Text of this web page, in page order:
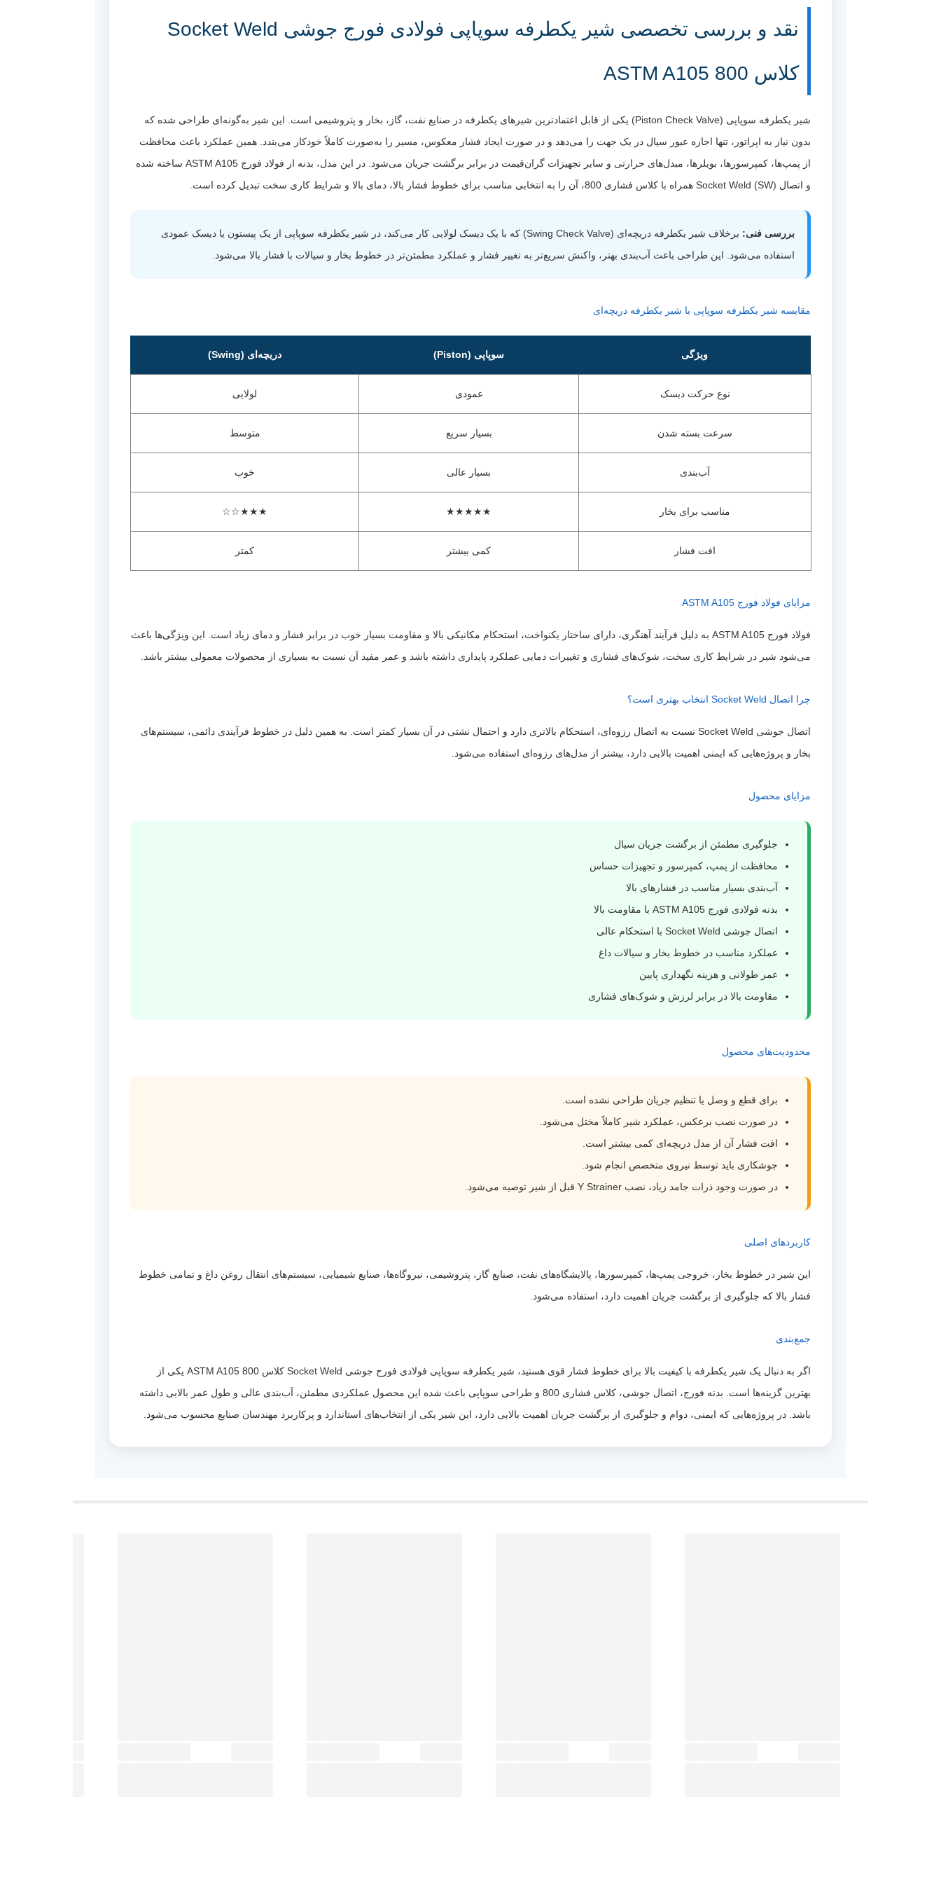
ویژگی
خاص
عملکرد سریع، آب‌بندی مناسب و اشغال فضای
کمتر نسبت به نوع دریچه‌ای
نقد و بررسی تخصصی شیر یکطرفه سوپاپی فولادی فورج جوشی Socket Weld
کلاس 800 ASTM A105
شیر یکطرفه سوپاپی (Piston Check Valve) یکی از قابل اعتمادترین شیرهای یکطرفه در صنایع نفت، گاز، بخار و پتروشیمی است. این شیر به‌گونه‌ای طراحی شده که
بدون نیاز به اپراتور، تنها اجازه عبور سیال در یک جهت را می‌دهد و در صورت ایجاد فشار معکوس، مسیر را به‌صورت کاملاً خودکار می‌بندد. همین عملکرد باعث محافظت
از پمپ‌ها، کمپرسورها، بویلرها، مبدل‌های حرارتی و سایر تجهیزات گران‌قیمت در برابر برگشت جریان می‌شود. در این مدل، بدنه از فولاد فورج ASTM A105 ساخته شده
و اتصال Socket Weld (SW) همراه با کلاس فشاری 800، آن را به انتخابی مناسب برای خطوط فشار بالا، دمای بالا و شرایط کاری سخت تبدیل کرده است.
بررسی فنی:
برخلاف شیر یکطرفه دریچه‌ای (Swing Check Valve) که با یک دیسک لولایی کار می‌کند، در شیر یکطرفه سوپاپی از یک پیستون یا دیسک عمودی
استفاده می‌شود. این طراحی باعث آب‌بندی بهتر، واکنش سریع‌تر به تغییر فشار و عملکرد مطمئن‌تر در خطوط بخار و سیالات با فشار بالا می‌شود.
مقایسه شیر یکطرفه سوپاپی با شیر یکطرفه دریچه‌ای
ویژگی سوپاپی (Piston) دریچه‌ای (Swing)
نوع حرکت دیسک عمودی لولایی
سرعت بسته شدن بسیار سریع متوسط
آب‌بندی بسیار عالی خوب
مناسب برای بخار ★★★★★
★★★☆☆
افت فشار کمی بیشتر کمتر
مزایای فولاد فورج ASTM A105
فولاد فورج ASTM A105 به دلیل فرآیند آهنگری، دارای ساختار یکنواخت، استحکام مکانیکی بالا و مقاومت بسیار خوب در برابر فشار و دمای زیاد است. این ویژگی‌ها باعث
می‌شود شیر در شرایط کاری سخت، شوک‌های فشاری و تغییرات دمایی عملکرد پایداری داشته باشد و عمر مفید آن نسبت به بسیاری از محصولات معمولی بیشتر باشد.
چرا اتصال Socket Weld انتخاب بهتری است؟
اتصال جوشی Socket Weld نسبت به اتصال رزوه‌ای، استحکام بالاتری دارد و احتمال نشتی در آن بسیار کمتر است. به همین دلیل در خطوط فرآیندی دائمی، سیستم‌های
بخار و پروژه‌هایی که ایمنی اهمیت بالایی دارد، بیشتر از مدل‌های رزوه‌ای استفاده می‌شود.
مزایای محصول
جلوگیری مطمئن از برگشت جریان سیال
محافظت از پمپ، کمپرسور و تجهیزات حساس
آب‌بندی بسیار مناسب در فشارهای بالا
بدنه فولادی فورج ASTM A105 با مقاومت بالا
اتصال جوشی Socket Weld با استحکام عالی
عملکرد مناسب در خطوط بخار و سیالات داغ
عمر طولانی و هزینه نگهداری پایین
مقاومت بالا در برابر لرزش و شوک‌های فشاری
محدودیت‌های محصول
برای قطع و وصل یا تنظیم جریان طراحی نشده است.
در صورت نصب برعکس، عملکرد شیر کاملاً مختل می‌شود.
افت فشار آن از مدل دریچه‌ای کمی بیشتر است.
جوشکاری باید توسط نیروی متخصص انجام شود.
در صورت وجود ذرات جامد زیاد، نصب Y Strainer قبل از شیر توصیه می‌شود.
کاربردهای اصلی
این شیر در خطوط بخار، خروجی پمپ‌ها، کمپرسورها، پالایشگاه‌های نفت، صنایع گاز، پتروشیمی، نیروگاه‌ها، صنایع شیمیایی، سیستم‌های انتقال روغن داغ و تمامی خطوط
فشار بالا که جلوگیری از برگشت جریان اهمیت دارد، استفاده می‌شود.
جمع‌بندی
اگر به دنبال یک شیر یکطرفه با کیفیت بالا برای خطوط فشار قوی هستید، شیر یکطرفه سوپاپی فولادی فورج جوشی Socket Weld کلاس 800 ASTM A105 یکی از
بهترین گزینه‌ها است. بدنه فورج، اتصال جوشی، کلاس فشاری 800 و طراحی سوپاپی باعث شده این محصول عملکردی مطمئن، آب‌بندی عالی و طول عمر بالایی داشته
باشد. در پروژه‌هایی که ایمنی، دوام و جلوگیری از برگشت جریان اهمیت بالایی دارد، این شیر یکی از انتخاب‌های استاندارد و پرکاربرد مهندسان صنایع محسوب می‌شود.